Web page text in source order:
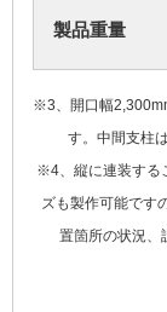
製品重量
※3、開口幅
す。中間支柱
※4、縦に連装する
ズも製作可能です
置箇所の状況、